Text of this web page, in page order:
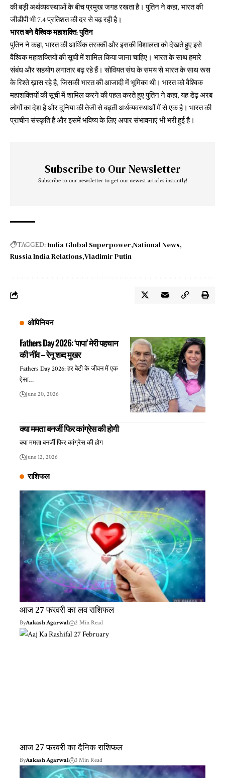
की बड़ी अर्थव्यवस्थाओं के बीच प्रमुख जगह रखता है। पुतिन ने कहा, भारत की
जीडीपी भी 7.4 प्रतिशत की दर से बढ़ रही है।
भारत बने वैश्विक महाशक्ति: पुतिन
पुतिन ने कहा, भारत की आर्थिक तरक्की और इसकी विशालता को देखते हुए इसे
वैश्विक महाशक्तियों की सूची में शामिल किया जाना चाहिए। भारत के साथ हमारे
संबंध और सहयोग लगातार बढ़ रहे हैं। सोवियत संघ के समय से भारत के साथ रूस
के रिश्ते ख़ास रहे है, जिसकी भारत की आजादी में भूमिका थी। भारत को वैश्विक
महाशक्तियों की सूची में शामिल करने की पहल करते हुए पुतिन ने कहा, यह डेढ़ अरब
लोगों का देश है और दुनिया की तेजी से बढ़ती अर्थव्यवस्थाओं में से एक है। भारत की
प्राचीन संस्कृति है और इसमें भविष्य के लिए अपार संभावनाएं भी भरी हुई है।
Subscribe to Our Newsletter
Subscribe to our newsletter to get our newest articles instantly!
TAGGED:India Global Superpower National News
Russia India Relations Vladimir Putin
ओपिनियन
Fathers Day 2026: ‘पापा’ मेरी पहचान
की नींव – रेनू शब्द मुखर
Fathers Day 2026: हर बेटी के जीवन में एक
ऐसा…
June 20, 2026
क्या ममता बनर्जी फिर कांग्रेस की होगी
क्या ममता बनर्जी फिर कांग्रेस की होग
June 12, 2026
राशिफल
आज 27 फरवरी का लव राशिफल
ByAakash Agarwal 2 Min Read
आज 27 फरवरी का दैनिक राशिफल
ByAakash Agarwal 3 Min Read